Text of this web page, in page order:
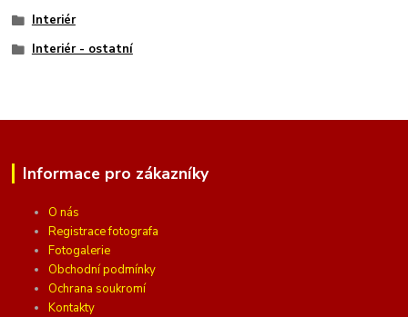
Interiér
Interiér - ostatní
Informace pro zákazníky
O nás
Registrace fotografa
Fotogalerie
Obchodní podmínky
Ochrana soukromí
Kontakty